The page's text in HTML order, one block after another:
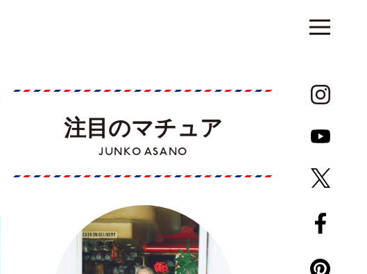
注目のマチュア
JUNKO ASANO